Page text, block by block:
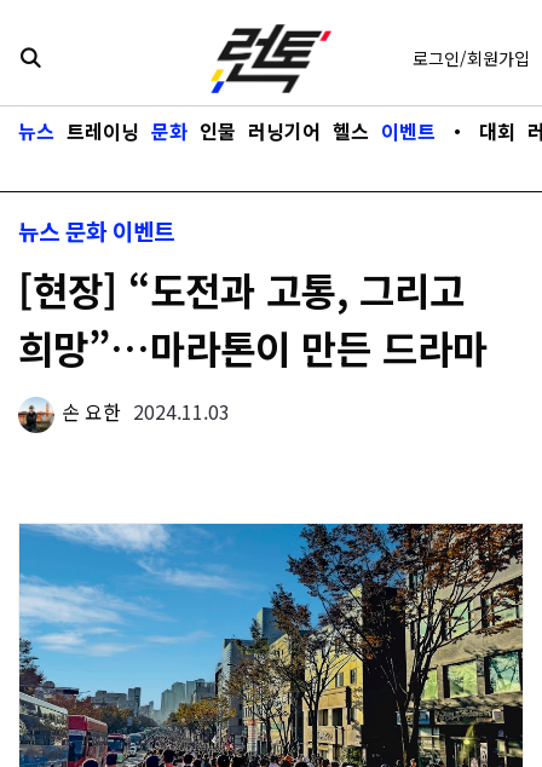
바로가기
뉴스 트레이닝 문화 인물 러닝기어 헬스 이벤트 ・ 대회
로그인/회원가입
뉴스문화 이벤트
[현장] “도전과 고통, 그리고
희망”…마라톤이 만든 드라마
손 요한 2024.11.03